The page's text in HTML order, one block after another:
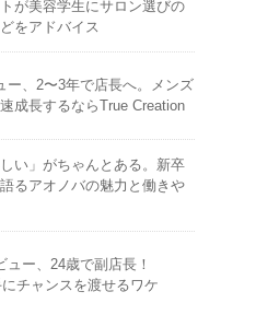
が美容学生にサロン選びの
をアドバイス
ー、2〜3年で店長へ。メンズ
成長するならTrue Creation
しい」がちゃんとある。新卒
るアオノバの魅力と働きや
ュー、24歳で副店長！
チャンスを渡せるワケ